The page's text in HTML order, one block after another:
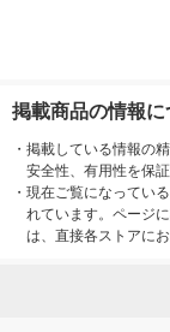
掲載商品の情報に
・ 掲載している情報の
安全性、有用性を保
・ 現在ご覧になってい
れています。ページ
は、直接各ストアに